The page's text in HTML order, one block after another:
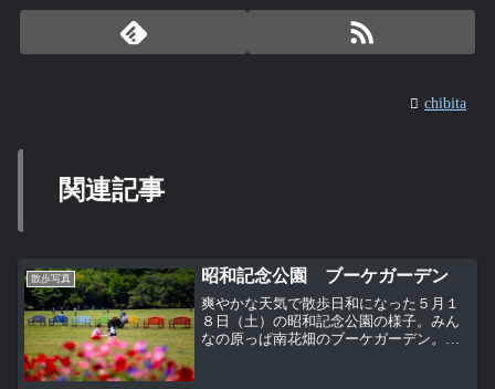
chibita
関連記事
散歩写真 昭和記念公園 ブーケガーデン
爽やかな天気で散歩日和になった５月１
８日（土）の昭和記念公園の様子。みん
なの原っぱ南花畑のブーケガーデン。ブ